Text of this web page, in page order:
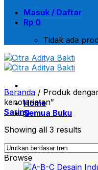
Masuk / Daftar
Rp 0
Tidak ada
Home
Semua Buku
Buku Terbaru
Beranda / Produk
kenotariatan”
Saring
Showing all 3 results
Browse